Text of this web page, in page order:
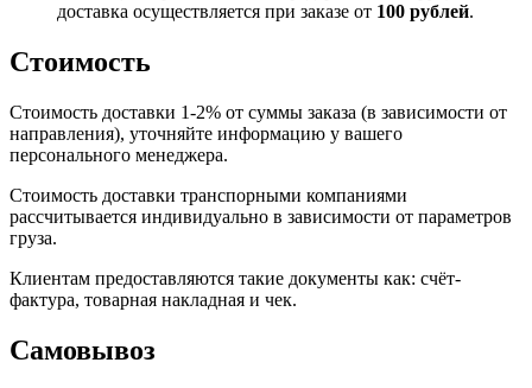
доставка осуществляется при заказе от 100 рублей.
Стоимость
Стоимость доставки 1-2% от суммы заказа (в зависимости от
направления), уточняйте информацию у вашего
персонального менеджера.
Стоимость доставки транспорными компаниями
рассчитывается индивидуально в зависимости от параметров
груза.
Клиентам предоставляются такие документы как: счёт-
фактура, товарная накладная и чек.
Самовывоз